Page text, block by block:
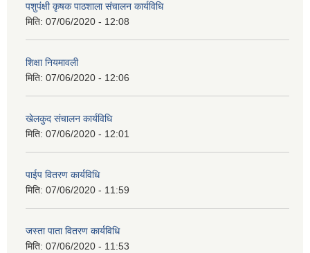
पशुपंक्षी कृषक पाठशाला संचालन कार्यविधि
मिति: 07/06/2020 - 12:08
शिक्षा नियमावली
मिति: 07/06/2020 - 12:06
खेलकुद संचालन कार्यविधि
मिति: 07/06/2020 - 12:01
पाईप वितरण कार्यविधि
मिति: 07/06/2020 - 11:59
जस्ता पाता वितरण कार्यविधि
मिति: 07/06/2020 - 11:53